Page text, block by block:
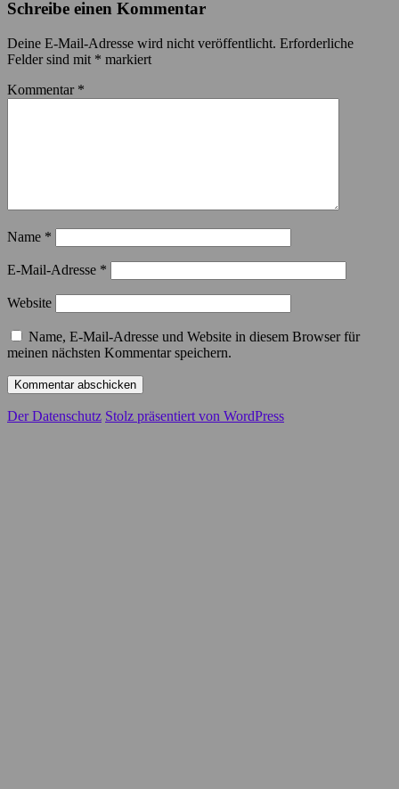
Schreibe einen Kommentar
Deine E-Mail-Adresse wird nicht veröffentlicht. Erforderliche
Felder sind mit * markiert
Kommentar *
Name *
E-Mail-Adresse *
Website
Name, E-Mail-Adresse und Website in diesem Browser für
meinen nächsten Kommentar speichern.
Der Datenschutz Stolz präsentiert von WordPress